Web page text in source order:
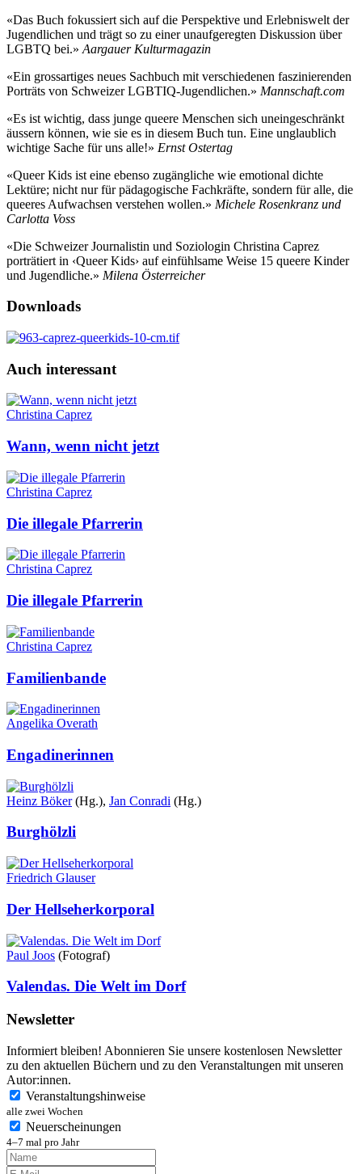
«Das Buch fokussiert sich auf die Perspektive und Erlebniswelt der
Jugendlichen und trägt so zu einer unaufgeregten Diskussion über
LGBTQ bei.» Aargauer Kulturmagazin
«Ein grossartiges neues Sachbuch mit verschiedenen faszinierenden
Porträts von Schweizer LGBTIQ-Jugendlichen.» Mannschaft.com
«Es ist wichtig, dass junge queere Menschen sich uneingeschränkt
äussern können, wie sie es in diesem Buch tun. Eine unglaublich
wichtige Sache für uns alle!» Ernst Ostertag
«Queer Kids ist eine ebenso zugängliche wie emotional dichte
Lektüre; nicht nur für pädagogische Fachkräfte, sondern für alle, die
queeres Aufwachsen verstehen wollen.» Michele Rosenkranz und
Carlotta Voss
«Die Schweizer Journalistin und Soziologin Christina Caprez
porträtiert in ‹Queer Kids› auf einfühlsame Weise 15 queere Kinder
und Jugendliche.» Milena Österreicher
Downloads
Auch interessant
Christina Caprez
Wann, wenn nicht jetzt
Christina Caprez
Die illegale Pfarrerin
Christina Caprez
Die illegale Pfarrerin
Christina Caprez
Familienbande
Angelika Overath
Engadinerinnen
Heinz Böker(Hg.), Jan Conradi (Hg.)
Burghölzli
Friedrich Glauser
Der Hellseherkorporal
Paul Joos (Fotograf)
Valendas. Die Welt im Dorf
Newsletter
Informiert bleiben! Abonnieren Sie unsere kostenlosen Newsletter
zu den aktuellen Büchern und zu den Veranstaltungen mit unseren
Autor:innen.
Veranstaltungshinweise
alle zwei Wochen
Neuerscheinungen
4–7 mal pro Jahr